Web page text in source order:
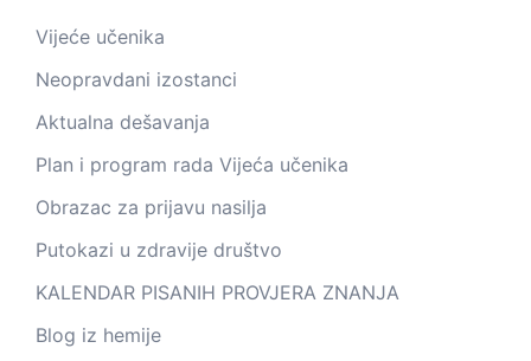
Vijeće učenika
Neopravdani izostanci
Aktualna dešavanja
Plan i program rada Vijeća učenika
Obrazac za prijavu nasilja
Putokazi u zdravije društvo
KALENDAR PISANIH PROVJERA ZNANJA
Blog iz hemije